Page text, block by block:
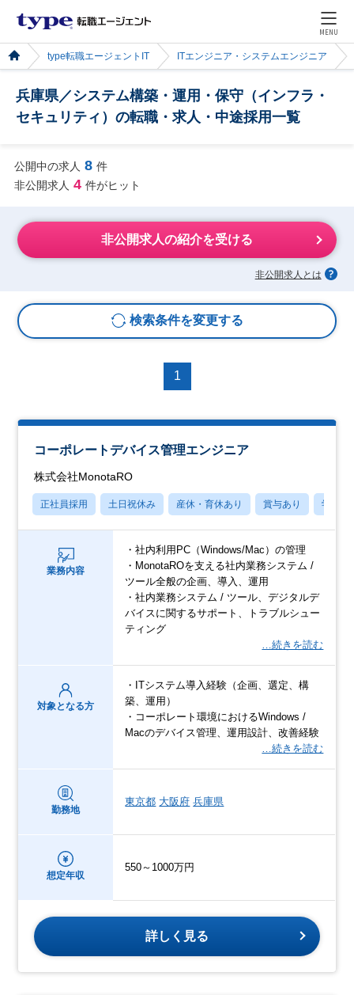
MENU
type転職エージェントIT ITエンジニア・システムエンジニア
兵庫県／システム構築・運用・保守（インフラ・
セキュリティ）の転職・求人・中途採用一覧
公開中の求人 8 件
非公開求人 4 件がヒット
非公開求人の紹介を受ける
非公開求人とは
検索条件を変更する
1
コーポレートデバイス管理エンジニア
株式会社MonotaRO
正社員採用 土日祝休み 産休・育休あり 賞与あり 学歴不
業務内容
・社内利用PC（Windows/Mac）の管理
・MonotaROを支える社内業務システム /
ツール全般の企画、導入、運用
・社内業務システム / ツール、デジタルデ
バイスに関するサポート、トラブルシュー
ティング
…続きを読む
対象となる方
・ITシステム導入経験（企画、選定、構
築、運用）
・コーポレート環境におけるWindows /
Macのデバイス管理、運用設計、改善経験
…続きを読む
勤務地
東京都 大阪府 兵庫県
想定年収
550～1000万円
詳しく見る